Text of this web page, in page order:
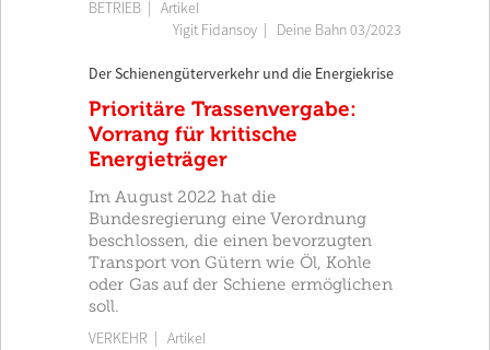
BETRIEB | Artikel
Yigit Fidansoy
Deine Bahn 03/2023
Der Schienengüterverkehr und die Energiekrise
Prioritäre Trassenvergabe:
Vorrang für kritische
Energieträger
Im August 2022 hat die
Bundesregierung eine Verordnung
beschlossen, die einen bevorzugten
Transport von Gütern wie Öl, Kohle
oder Gas auf der Schiene ermöglichen
soll.
VERKEHR | Artikel